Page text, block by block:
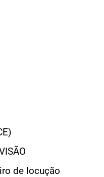
de locução